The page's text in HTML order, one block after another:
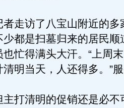
访了八宝山附近的多
都是扫墓归来的居民顺
忙得满头大汗。“上周
明当天，人还得多。”
清明的促销还是必不